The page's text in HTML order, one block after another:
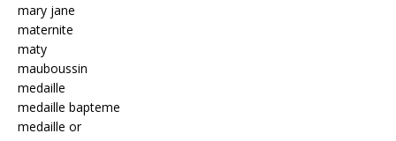
mary jane
maternite
maty
mauboussin
medaille
medaille bapteme
medaille or